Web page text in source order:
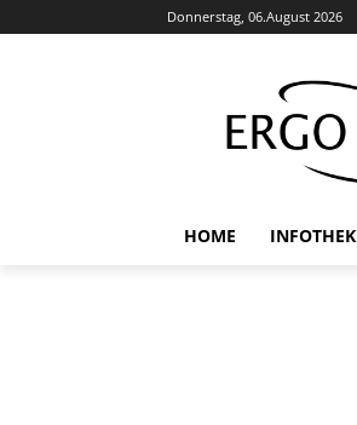
Donnerstag, 06.August 2026
HOME INFOTHEK